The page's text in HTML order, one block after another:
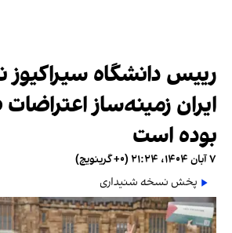
رییس دانشگاه سیراکیوز
ایران زمینه‌ساز
بوده است
۷ آبان ۱۴۰۴، ۲۱:۲۴ (‎+۰ گرینویچ)
پخش نسخه شنیداری